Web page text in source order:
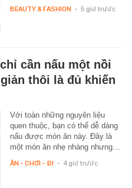
BEAUTY & FASHION - 5 giờ trước
cần nấu một nồi
thôi là đủ khiến
Với toàn những nguyên liệu
quen thuộc, bạn có thể dễ dàng
nấu được món ăn này. Đây là
một món ăn nhẹ nhàng nhưng…
ĂN - CHƠI - ĐI - 4 giờ trước